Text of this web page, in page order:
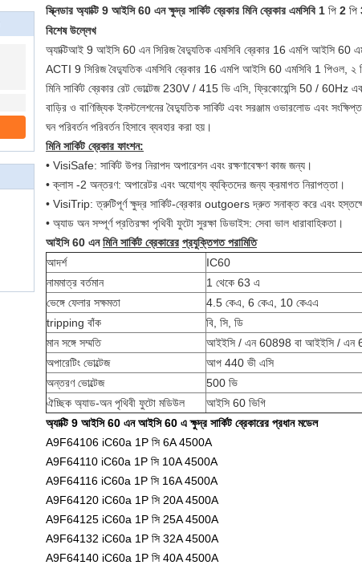
স্ক্নিডার অ্যাক্টি 9 আইসি 60 এন ক্ষুদ্র সার্কিট ব্রেকার মিনি ব্রেকার এমসিবি 1 পি 2 পি
বিশেষ উল্লেখ
অ্যাক্টিআই 9 আইসি 60 এনসিরিজ বৈদ্যুতিক এমসিবি ব্রেকার 16 এমপি আইসি
ACTI 9 সিরিজ বৈদ্যুতিক এমসিবি ব্রেকার 16 এমপি আইসি 60 এমসিবি 1
মিনি সার্কিট ব্রেকার রেট ভোল্টেজ 230V / 415 ভি এসি, ফ্রিকোয়েন্সি 50 / 60Hz
বাড়ির ও বাণিজ্যিক ইনস্টলেশনের বৈদ্যুতিক সার্কিট এবং সরঞ্জাম ওভারলোড এবং
ঘন পরিবর্তন পরিবর্তন হিসাবে ব্যবহার করা হয়।
মিনি সার্কিট ব্রেকার ফাংশন:
• VisiSafe: সার্কিট উপর নিরাপদ অপারেশন এবং রক্ষণাবেক্ষণ কাজ জন্য।
• ক্লাস -2 অন্তরণ: অপারেটর এবং অযোগ্য ব্যক্তিদের জন্য ক্রমাগত নিরাপত্তা।
• VisiTrip: ত্রুটিপূর্ণ ক্ষুদ্র সার্কিট-ব্রেকার outgoers দ্রুত সনাক্ত করে এবং
• অ্যাড অন সম্পূর্ণ প্রতিরক্ষা পৃথিবী ফুটো সুরক্ষা ডিভাইস: সেবা ভাল ধারাবাহিকতা।
আইসি 60 এন মিনি সার্কিট ব্রেকারের প্রযুক্তিগত পরামিতি
আদর্শ
IC60
নামমাত্র বর্তমান
1 থেকে 63 এ
ভেঙ্গে ফেলার সক্ষমতা
4.5 কেএ, 6 কেএ, 10 কেএএ
tripping বাঁক
বি, সি, ডি
মান সঙ্গে সম্মতি
আইইসি / এন 60898 বা আইইসি /
অপারেটিং ভোল্টেজ
আপ 440 ভী এসি
অন্তরণ ভোল্টেজ
500 ভি
ঐচ্ছিক অ্যাড-অন পৃথিবী ফুটো মডিউল
আইসি 60 ভিগি
অ্যাক্টি 9 আইসি 60 এন আইসি 60 এ ক্ষুদ্র সার্কিট ব্রেকারের প্রধান মডেল
A9F64106 iC60a 1P সি 6A 4500A
A9F64110 iC60a 1P সি 10A 4500A
A9F64116 iC60a 1P সি 16A 4500A
A9F64120 iC60a 1P সি 20A 4500A
A9F64125 iC60a 1P সি 25A 4500A
A9F64132 iC60a 1P সি 32A 4500A
A9F64140 iC60a 1P সি 40A 4500A